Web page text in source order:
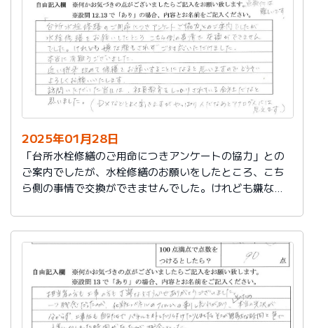
切に使う事が出来ました。新しいコンロも長～くきれい
に使いたいです。杉山さん、ありがとうございました。
又、何かあった時はよろしくお願いしますネ
2025年01月28日
「台所水栓修繕のご用命につきアンケートの協力」との
ご案内でしたが、水栓修繕のお願いをしたところ、こち
ら側の事情で交換ができませんでした。けれども嫌な顔
本当に有難うございました。
近い将来、改めて修繕をお願いすることになると思いま
すので、どうぞよろしくお願いいたします。
訪問いただいた当日は、社員教育をしっかりされている
会社だなと思いました。（DXなどとよく聞きますが、や
っぱり人だなぁとアナログ人には思えます）